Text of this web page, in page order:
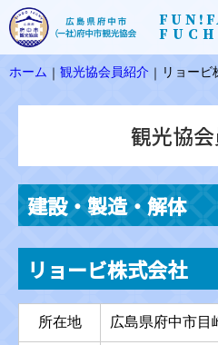
ホーム ｜ 観光協会員紹介 ｜ リョービ
観光協
建設・製造・解体
リョービ株式会社
所在地 広島県府中市目